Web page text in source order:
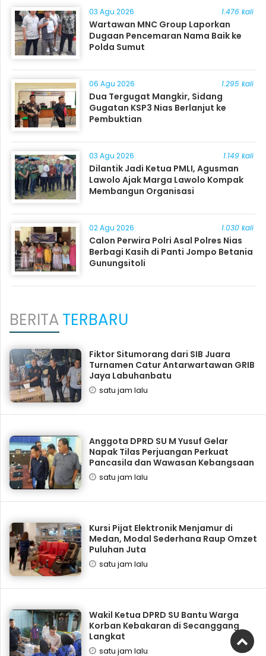
03 Agu 2026 1.476 kali
Wartawan MNC Group Laporkan
Dugaan Pencemaran Nama Baik ke
Polda Sumut
06 Agu 2026 1.295 kali
Dua Tergugat Mangkir, Sidang
Gugatan KSP3 Nias Berlanjut ke
Pembuktian
03 Agu 2026 1.149 kali
Dilantik Jadi Ketua PMLI, Agusman
Lawolo Ajak Marga Lawolo Kompak
Membangun Organisasi
02 Agu 2026 1.030 kali
Calon Perwira Polri Asal Polres Nias
Berbagi Kasih di Panti Jompo Betania
Gunungsitoli
BERITATERBARU
Fiktor Situmorang dari SIB Juara
Turnamen Catur Antarwartawan GRIB
Jaya Labuhanbatu
satu jam lalu
Anggota DPRD SU M Yusuf Gelar
Napak Tilas Perjuangan Perkuat
Pancasila dan Wawasan Kebangsaan
satu jam lalu
Kursi Pijat Elektronik Menjamur di
Medan, Modal Sederhana Raup Omzet
Puluhan Juta
satu jam lalu
Wakil Ketua DPRD SU Bantu Warga
Korban Kebakaran di Secanggang
Langkat
satu jam lalu